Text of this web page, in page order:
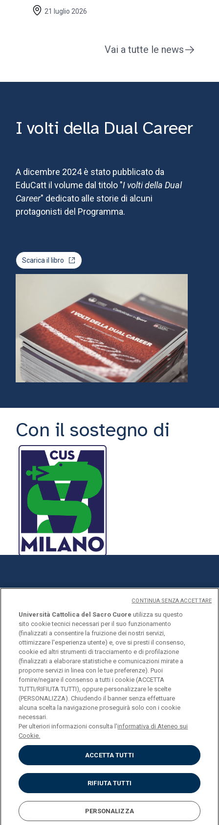
21 luglio 2026
Vai a tutte le news
I volti della Dual Career
A dicembre 2024 è stato pubblicato da
EduCatt il volume dal titolo "I volti della Dual
Career" dedicato alle storie di alcuni
protagonisti del Programma.
Scarica il libro
Con il sostegno di
Leggi il bando
completo
Vai alla pagina dedicata
© Università Cattolica del Sacro Cuore
Largo A. Gemelli 1, 20123 Milano
Università Cattolica del Sacro Cuore utilizza su questo
sito cookie tecnici necessari per il suo funzionamento
(finalizzati a consentire la fruizione dei nostri servizi,
ottimizzare l'esperienza utente) e, ove si presti il consenso,
cookie ed altri strumenti di tracciamento e di profilazione
(finalizzati a elaborare statistiche e comunicazioni mirate a
proporre servizi in linea con le tue preferenze). Puoi
fornire/negare il consenso a tutti i cookie (ACCETTA
TUTTI/RIFIUTA TUTTI), oppure personalizzare le scelte
(PERSONALIZZA). Chiudendo il banner senza effettuare
alcuna scelta la navigazione proseguirà solo con i cookie
necessari.
Per ulteriori informazioni consulta l'informativa di Ateneo sui
Cookie.
ACCETTA TUTTI
RIFIUTA TUTTI
PERSONALIZZA
CONTINUA SENZA ACCETTARE